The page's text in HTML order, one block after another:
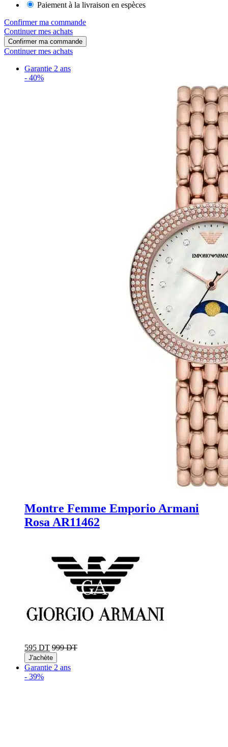
Paiement à la livraison en espèces
Confirmer ma commande
Continuer mes achats
Confirmer ma commande
Continuer mes achats
Garantie 2 ans
- 40%
Montre Femme Emporio Armani
Rosa AR11462
595 DT 999 DT
J'achète
Garantie 2 ans
- 39%